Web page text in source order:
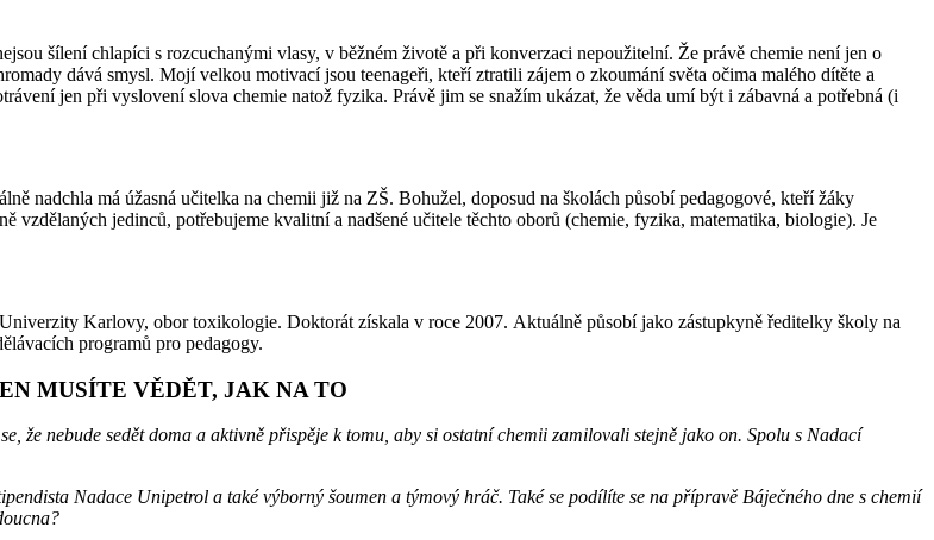
šílení chlapíci s rozcuchanými vlasy, v běžném životě a při konverzaci nepoužitelní. Že právě chemie není jen o
dává smysl. Mojí velkou motivací jsou teenageři, kteří ztratili zájem o zkoumání světa očima malého dítěte a
jen při vyslovení slova chemie natož fyzika. Právě jim se snažím ukázat, že věda umí být i zábavná a potřebná (i
nadchla má úžasná učitelka na chemii již na ZŠ. Bohužel, doposud na školách působí pedagogové, kteří žáky
jedinců, potřebujeme kvalitní a nadšené učitele těchto oborů (chemie, fyzika, matematika, biologie). Je
Karlovy, obor toxikologie. Doktorát získala v roce 2007. Aktuálně působí jako zástupkyně ředitelky školy na
programů pro pedagogy.
MUSÍTE VĚDĚT, JAK NA TO
že nebude sedět doma a aktivně přispěje k tomu, aby si ostatní chemii zamilovali stejně jako on. Spolu s Nadací
Nadace Unipetrol a také výborný šoumen a týmový hráč. Také se podílíte se na přípravě Báječného dne s chemií